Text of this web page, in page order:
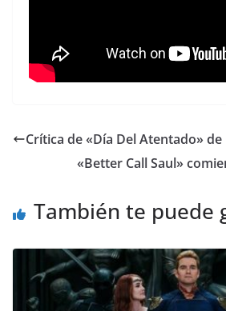
Crítica de «Día Del Atentado»
«Better Call Saul»
También te puede